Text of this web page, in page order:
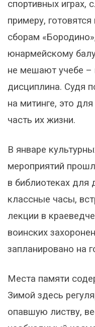
спортивных играх,
примеру,
сборам
юнармейскому
не мешают учебе –
дисциплина. Судя
на митинге, это
часть их жизни.
В январе
мероприятий
в библиотеках для
классные часы,
лекции в
воинских
запланировано на
Места памяти
Зимой здесь
опавшую листву,